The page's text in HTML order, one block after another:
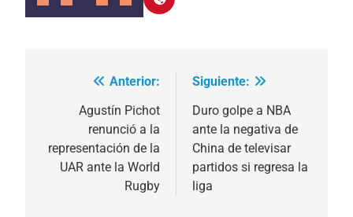
Navegación
entradas
Anterior:
Agustín Pichot
renunció a la
representación de la
UAR ante la World
Rugby
Siguiente:
Duro golpe a NBA
ante la negativa de
China de televisar
partidos si regresa la
liga